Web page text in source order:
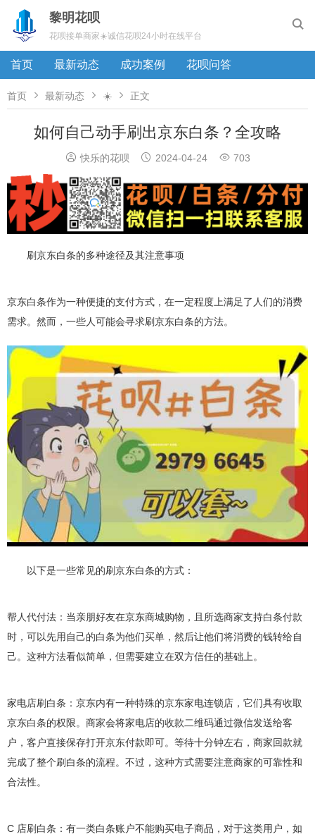

黎明花呗
花呗接单商家☀️诚信花呗24小时在线平台
首页 最新动态 成功案例 花呗问答
首页  最新动态  ☀️  正文
如何自己动手刷出京东白条？全攻略
 快乐的花呗  2024-04-24  703
刷京东白条的多种途径及其注意事项
京东白条作为一种便捷的支付方式，在一定程度上满足了人们的消费
需求。然而，一些人可能会寻求刷京东白条的方法。
以下是一些常见的刷京东白条的方式：
帮人代付法：当亲朋好友在京东商城购物，且所选商家支持白条付款
时，可以先用自己的白条为他们买单，然后让他们将消费的钱转给自
己。这种方法看似简单，但需要建立在双方信任的基础上。
家电店刷白条：京东内有一种特殊的京东家电连锁店，它们具有收取
京东白条的权限。商家会将家电店的收款二维码通过微信发送给客
户，客户直接保存打开京东付款即可。等待十分钟左右，商家回款就
完成了整个刷白条的流程。不过，这种方式需要注意商家的可靠性和
合法性。
C 店刷白条：有一类白条账户不能购买电子商品，对于这类用户，如